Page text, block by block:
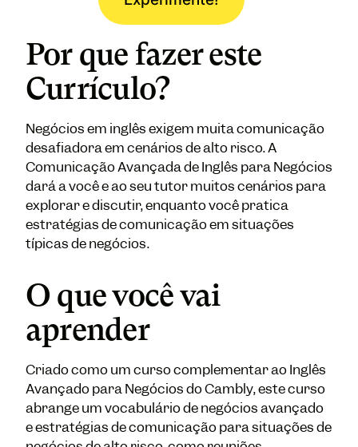
Por que fazer este
Currículo?
Negócios em inglês exigem muita comunicação
desafiadora em cenários de alto risco. A
Comunicação Avançada de Inglês para Negócios
dará a você e ao seu tutor muitos cenários para
explorar e discutir, enquanto você pratica
estratégias de comunicação em situações
típicas de negócios.
O que você vai
aprender
Criado como um curso complementar ao Inglês
Avançado para Negócios do Cambly, este curso
abrange um vocabulário de negócios avançado
e estratégias de comunicação para situações de